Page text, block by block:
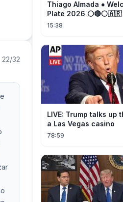
22/32
Thiago Almada ●
Plate 2026 ⚪🔴⚪🇦🇷
Goals & Passes
15:38
LIVE: Trump talks up
a Las Vegas casino
78:59